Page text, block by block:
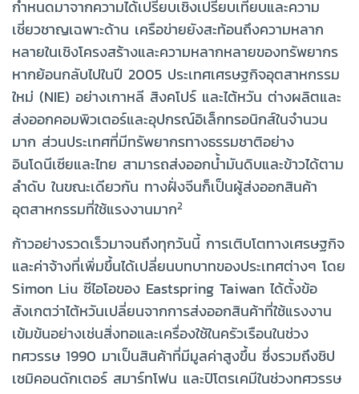
กำหนดมาจากความได้เปรียบเชิงเปรียบเทียบและความ
เชี่ยวชาญเฉพาะด้าน เครือข่ายยังสะท้อนถึงความหลาก
หลายในเชิงโครงสร้างและความหลากหลายของทรัพยากร
หากย้อนกลับไปในปี 2005 ประเทศเศรษฐกิจอุตสาหกรรม
ใหม่ (NIE) อย่างเกาหลี สิงคโปร์ และไต้หวัน ต่างผลิตและ
ส่งออกคอมพิวเตอร์และอุปกรณ์อิเล็กทรอนิกส์ในจำนวน
มาก ส่วนประเทศที่มีทรัพยากรทางธรรมชาติอย่าง
อินโดนีเซียและไทย สามารถส่งออกน้ำมันดิบและข้าวได้ตาม
ลำดับ ในขณะเดียวกัน ทางฝั่งจีนก็เป็นผู้ส่งออกสินค้า
อุตสาหกรรมที่ใช้แรงงานมาก2
ก้าวอย่างรวดเร็วมาจนถึงทุกวันนี้ การเติบโตทางเศรษฐกิจ
และค่าจ้างที่เพิ่มขึ้นได้เปลี่ยนบทบาทของประเทศต่างๆ โดย
Simon Liu ซีไอโอของ Eastspring Taiwan ได้ตั้งข้อ
สังเกตว่าไต้หวันเปลี่ยนจากการส่งออกสินค้าที่ใช้แรงงาน
เข้มข้นอย่างเช่นสิ่งทอและเครื่องใช้ในครัวเรือนในช่วง
ทศวรรษ 1990 มาเป็นสินค้าที่มีมูลค่าสูงขึ้น ซึ่งรวมถึงชิป
เซมิคอนดักเตอร์ สมาร์ทโฟน และปิโตรเคมีในช่วงทศวรรษ